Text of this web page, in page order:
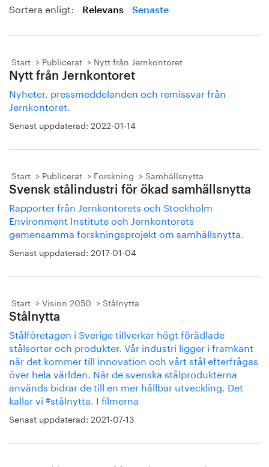
Sortera enligt: Relevans Senaste
Start Publicerat Nytt från Jernkontoret
Nytt från Jernkontoret
Nyheter, pressmeddelanden och remissvar från
Jernkontoret.
Senast uppdaterad: 2022-01-14
Start Publicerat Forskning Samhällsnytta
Svensk stålindustri för ökad samhällsnytta
Rapporter från Jernkontorets och Stockholm
Environment Institute och Jernkontorets
gemensamma forskningsprojekt om samhällsnytta.
Senast uppdaterad: 2017-01-04
Start Vision 2050 Stålnytta
Stålnytta
Stålföretagen i Sverige tillverkar högt förädlade
stålsorter och produkter. Vår industri ligger i framkant
när det kommer till innovation och vårt stål efterfrågas
över hela världen. När de svenska stålprodukterna
används bidrar de till en mer hållbar utveckling. Det
kallar vi #stålnytta. I filmerna
Senast uppdaterad: 2021-07-13